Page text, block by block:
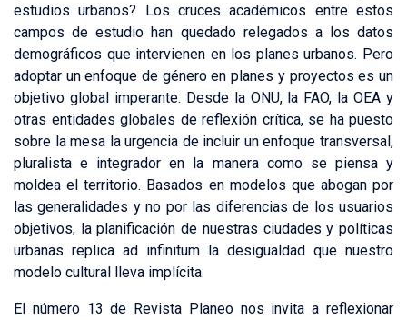
estudios urbanos? Los cruces académicos entre estos
campos de estudio han quedado relegados a los datos
demográficos que intervienen en los planes urbanos. Pero
adoptar un enfoque de género en planes y proyectos es un
objetivo global imperante. Desde la ONU, la FAO, la OEA y
otras entidades globales de reflexión crítica, se ha puesto
sobre la mesa la urgencia de incluir un enfoque transversal,
pluralista e integrador en la manera como se piensa y
moldea el territorio. Basados en modelos que abogan por
las generalidades y no por las diferencias de los usuarios
objetivos, la planificación de nuestras ciudades y políticas
urbanas replica ad infinitum la desigualdad que nuestro
modelo cultural lleva implícita.
El número 13 de Revista Planeo nos invita a reflexionar